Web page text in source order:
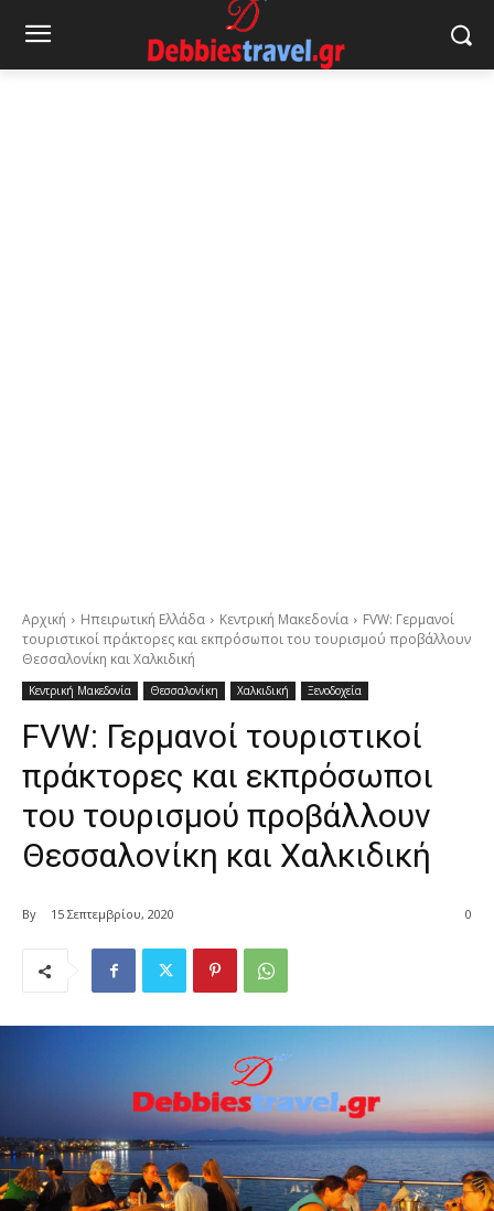
Αρχική Ηπειρωτική Ελλάδα Κεντρική Μακεδονία
FVW: Γερμανοί
τουριστικοί πράκτορες και εκπρόσωποι του τουρισμού προβάλλουν
Θεσσαλονίκη και Χαλκιδική
Κεντρική Μακεδονία Θεσσαλονίκη Χαλκιδική Ξενοδοχεία
FVW: Γερμανοί τουριστικοί
πράκτορες και εκπρόσωποι
του τουρισμού προβάλλουν
Θεσσαλονίκη και Χαλκιδική
By 15 Σεπτεμβρίου, 2020 0